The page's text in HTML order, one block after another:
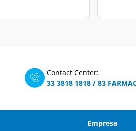
Contact Center:
33 3818 1818 / 83
Empresa